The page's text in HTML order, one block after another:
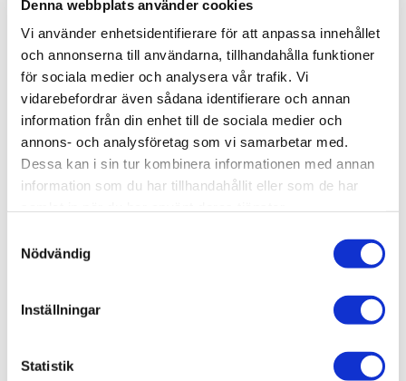
Denna webbplats använder cookies
Vi använder enhetsidentifierare för att anpassa innehållet
och annonserna till användarna, tillhandahålla funktioner
för sociala medier och analysera vår trafik. Vi
vidarebefordrar även sådana identifierare och annan
information från din enhet till de sociala medier och
annons- och analysföretag som vi samarbetar med.
Dessa kan i sin tur kombinera informationen med annan
information som du har tillhandahållit eller som de har
Nödvändig
Inställningar
Statistik
EAN
7392102801498
Färg
Linen
Kant Rak/Rektifierad
M2 / förp 1,08 m²
Material Granitkeramik
Plattor per förp 6
Serie Stenvide
Tål Golvvärme Ja
Tjocklek (mm) 9
Varumärke INR
Visa fler
SKU / artikelnummer: 80001904-INR
Relaterade kategorier
Golv & vägg /
Golv & vägg